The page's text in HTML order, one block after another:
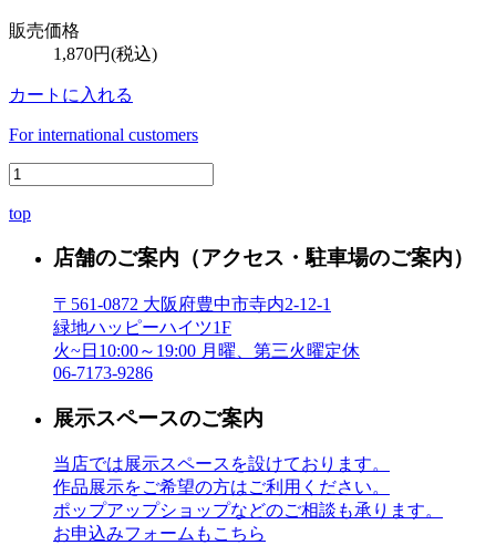
販売価格
1,870円(税込)
カートに入れる
For international customers
top
店舗のご案内 （アクセス・駐車場のご案内）
〒561-0872 大阪府豊中市寺内2-12-1
緑地ハッピーハイツ1F
火~日10:00～19:00 月曜、第三火曜定休
06-7173-9286
展示スペースのご案内
当店では展示スペースを設けております。
作品展示をご希望の方はご利用ください。
ポップアップショップなどのご相談も承ります。
お申込みフォームもこちら